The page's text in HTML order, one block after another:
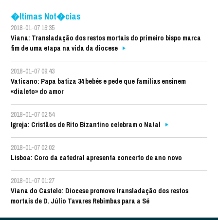
�ltimas Not�cias
2018-01-07 16:35
Viana: Transladação dos restos mortais do primeiro bispo marca
fim de uma etapa na vida da diocese
2018-01-07 09:43
Vaticano: Papa batiza 34 bebés e pede que famílias ensinem
«dialeto» do amor
2018-01-07 02:54
Igreja: Cristãos de Rito Bizantino celebram o Natal
2018-01-07 02:02
Lisboa: Coro da catedral apresenta concerto de ano novo
2018-01-07 01:27
Viana do Castelo: Diocese promove transladação dos restos
mortais de D. Júlio Tavares Rebimbas para a Sé